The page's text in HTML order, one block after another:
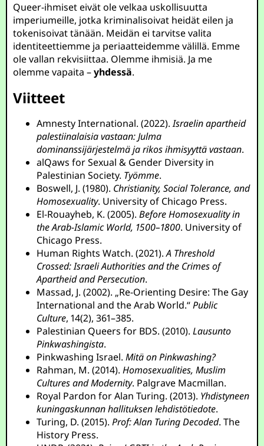
Queer-ihmiset eivät ole velkaa uskollisuutta
imperiumeille, jotka kriminalisoivat heidät eilen ja
tokenisoivat tänään. Meidän ei tarvitse valita
identiteettiemme ja periaatteidemme välillä. Emme
ole vallan rekvisiittaa. Olemme ihmisiä. Ja me
olemme vapaita –yhdessä.
Viitteet
Amnesty International. (2022).Israelin apartheid
palestiinalaisia vastaan: Julma
dominanssijärjestelmä ja rikos ihmisyyttä vastaan.
alQaws for Sexual & Gender Diversity in
Palestinian Society. Työmme.
Boswell, J. (1980). Christianity, Social Tolerance, and
Homosexuality. University of Chicago Press.
El-Rouayheb, K. (2005).Before Homosexuality in
the Arab-Islamic World, 1500–1800. University of
Chicago Press.
Human Rights Watch. (2021).A Threshold
Crossed: Israeli Authorities and the Crimes of
Apartheid and Persecution.
Massad, J. (2002). „Re-Orienting Desire: The Gay
International and the Arab World.“Public
Culture, 14(2), 361–385.
Palestinian Queers for BDS. (2010).Lausunto
Pinkwashingista.
Pinkwashing Israel.Mitä on Pinkwashing?
Rahman, M. (2014).Homosexualities, Muslim
Cultures and Modernity. Palgrave Macmillan.
Royal Pardon for Alan Turing. (2013). Yhdistyneen
kuningaskunnan hallituksen lehdistötiedote.
Turing, D. (2015).Prof: Alan Turing Decoded. The
History Press.